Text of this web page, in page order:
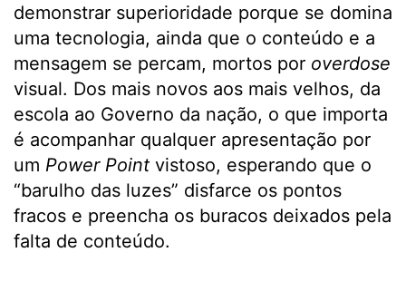
demonstrar superioridade porque se domina
uma tecnologia, ainda que o conteúdo e a
mensagem se percam, mortos por overdose
visual. Dos mais novos aos mais velhos, da
escola ao Governo da nação, o que importa
é acompanhar qualquer apresentação por
um Power Point vistoso, esperando que o
“barulho das luzes” disfarce os pontos
fracos e preencha os buracos deixados pela
falta de conteúdo.